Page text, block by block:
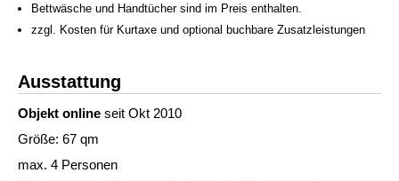
Bettwäsche und Handtücher sind im Preis enthalten.
zzgl. Kosten für Kurtaxe und optional buchbare Zusatzleistungen
Ausstattung
Objekt online seit Okt 2010
Größe: 67 qm
max. 4 Personen